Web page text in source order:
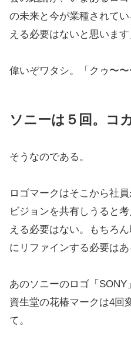
の未来と今が業種されて
える必要はないと思います
偉いぞワタシ。「クゥ〜〜
ソニーは５回。コ
そうなのである。
ロゴマークはそこから社
ビジョンを共有しうると
える必要はない。もちろ
にリファインする必要はあ
あのソニーのロゴ「SONY
資生堂の花椿マークは4回
て。